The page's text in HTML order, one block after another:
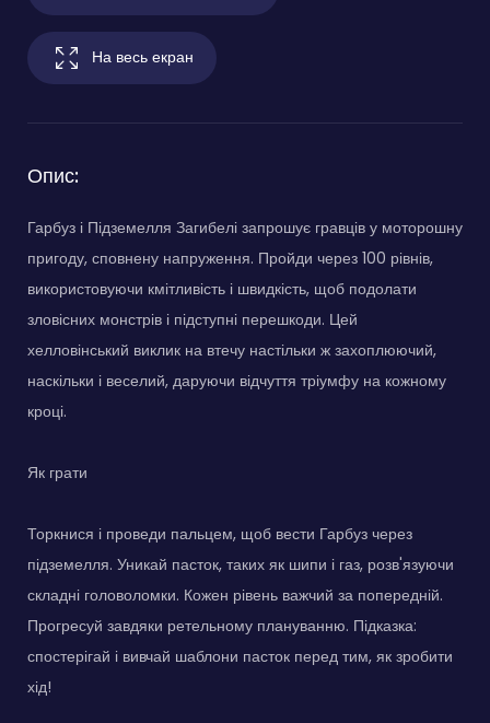
На весь екран
Опис:
Гарбуз і Підземелля Загибелі запрошує гравців у моторошну
пригоду, сповнену напруження. Пройди через 100 рівнів,
використовуючи кмітливість і швидкість, щоб подолати
зловісних монстрів і підступні перешкоди. Цей
хелловінський виклик на втечу настільки ж захоплюючий,
наскільки і веселий, даруючи відчуття тріумфу на кожному
кроці.
Як грати
Торкнися і проведи пальцем, щоб вести Гарбуз через
підземелля. Уникай пасток, таких як шипи і газ, розв'язуючи
складні головоломки. Кожен рівень важчий за попередній.
Прогресуй завдяки ретельному плануванню. Підказка:
спостерігай і вивчай шаблони пасток перед тим, як зробити
хід!